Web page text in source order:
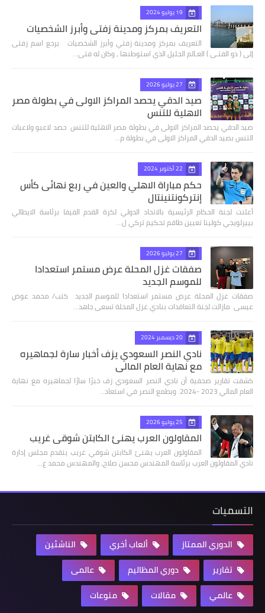
19 يوليو 2024
التعريف بمركز ومدينة زفتي وأبرز الشخصيات
التعريف بمركز ومدينة زفتي وأبرز الشخصيات يرجع اسم زفتى
إلى ( ذو الفتـى ) العـالم الجليل الذي استوطنها ، وكان له فتى…
27 يوليو 2026
صيد الدقي يحصد المراكز الاولى في بطولة مصر
الاهلية للتنس
صيد الدقي يحصد المراكز الاولى في بطولة مصر الاهلية للتنس حصد لاعبو ولاعبات
التنس بصيد الدقي المراكز الاولى في بطولة م…
22 أكتوبر 2024
حكم مباراة الاهلي والعين في ربع نهائى كأس
إنتركونتنينتال
أعلنت لجنة الحكام الرئيسية بالاتحاد الدولي لكرة القدم الفيفا برئاسة الايطالي
بييرلويجي كولينا تعيين طاقم تحكيم تركي ل…
27 يوليو 2026
صفقات غزل المحلة عرض مستمر استعدادا
للموسم الجديد
صفقات غزل المحلة عرض مستمر استعدادا للموسم الجديد كتب/ محمد عوض
عيسى مازالت لجنة التعاقدات بنادي غزل المحلة تسعى جاهد…
20 ديسمبر 2024
نادي النصر السعودي يزف أخبار سارة لجماهيره
مع نهاية العام المالي
كشفت تقارير صحفية أن نادي النصر السعودي زف خبرًا سارًا لجماهيره مع نهاية
العام المالي 2023 -2024. ويطمع النصر في استعاد…
25 يوليو 2026
المقاولون العرب يهنئ الكابتن شوقي غريب
المقاولون العرب يهنئ الكابتن شوقي غريب يتقدم مجلس إدارة
نادي المقاولون العرب برئاسة المهندس محسن صلاح، والمهندس محمد ع…
التسميات
الدوري الممتاز ألعاب أخري
الناشئين
تقارير
دوري المظاليم
عالمى
عالمي
مقالات منوعات